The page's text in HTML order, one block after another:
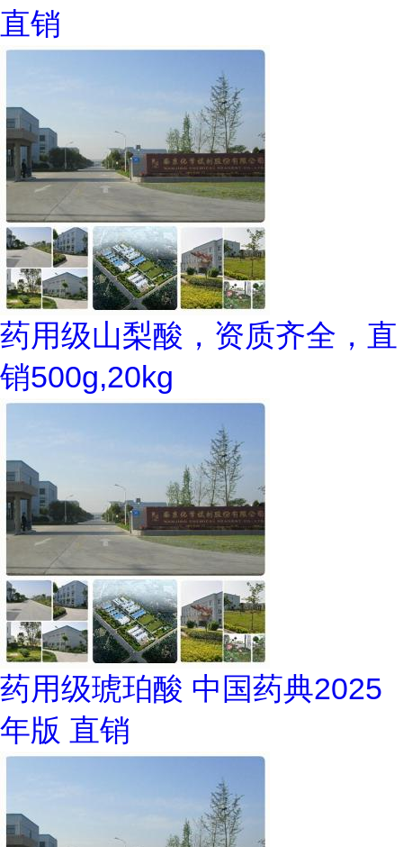
直销
药用级山梨酸，资质齐全，直
销500g,20kg
药用级琥珀酸 中国药典2025
年版 直销